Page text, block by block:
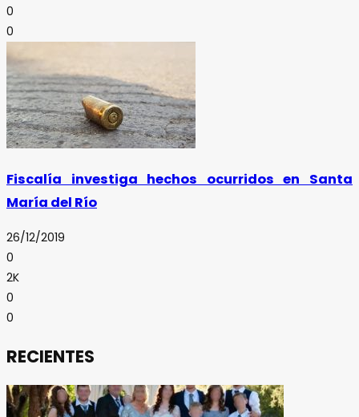
0
0
Fiscalía investiga hechos ocurridos en Santa
María del Río
26/12/2019
0
2K
0
0
RECIENTES